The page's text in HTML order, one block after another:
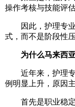
操作考核与技能评
因此，护理专业
式，而不是阶段性压
为什么马来西亚
近年来，护理专
例明显上升，原因
首先是职业稳定